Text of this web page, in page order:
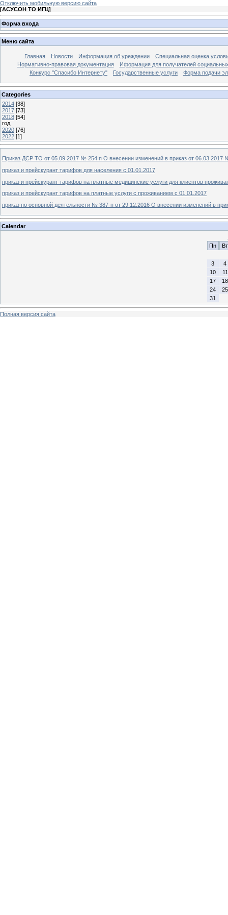
Отключить мобильную версию сайта
[АСУСОН ТО ИГЦ]
Форма входа
Меню сайта
Главная Новости Информация об уреждении
Специальная оценка
Нормативно-правовая документация
Иформация для получателей
Конкурс "Спасибо Интернету"
Государственные услуги Форма подачи
Categories
2014 [38]
2017 [73]
2018 [54]
год
2020 [76]
2022 [1]
Приказ ДСР ТО от 05.09.2017 № 254 п О внесении изменений в приказ от
приказ и прейскурант тарифов для населения с 01.01.2017
приказ и прейскурант тарифов на платные медицинские услуги для клиентов
приказ и прейскурант тарифов на платные услуги с проживанием с 01.01.2017
приказ по основной деятельности № 387-п от 29.12.2016 О внесении изменений в
Calendar
Пн
Вт
3
4
10
11
17
18
24
25
31
Полная версия сайта